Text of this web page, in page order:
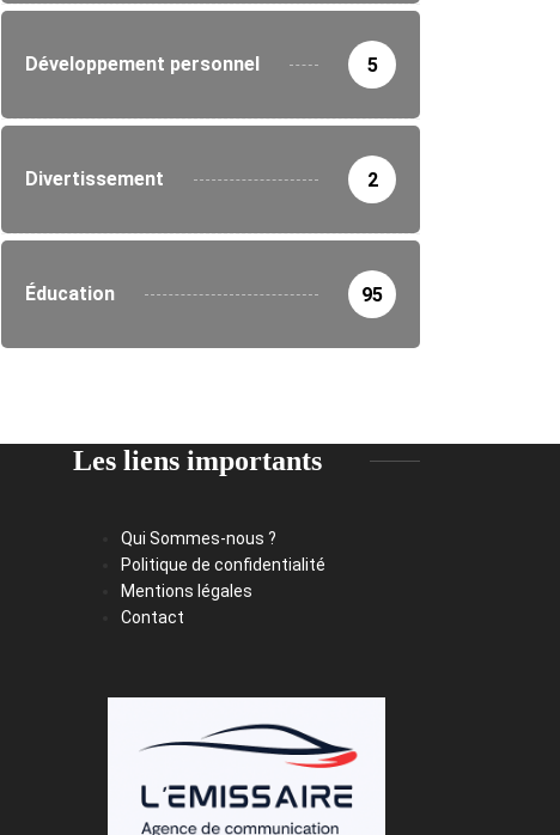
Développement personnel 5
Divertissement 2
Éducation 95
Les liens importants
Qui Sommes-nous ?
Politique de confidentialité
Mentions légales
Contact